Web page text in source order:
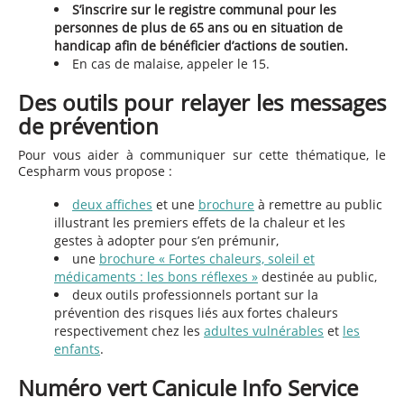
S’inscrire sur le registre communal pour les
personnes de plus de 65 ans ou en situation de
handicap afin de bénéficier d’actions de soutien.
En cas de malaise, appeler le 15.
Des outils pour relayer les messages
de prévention
Pour vous aider à communiquer sur cette thématique, le
Cespharm vous propose :
deux affiches et une brochure à remettre au public
illustrant les premiers effets de la chaleur et les
gestes à adopter pour s’en prémunir,
une brochure « Fortes chaleurs, soleil et
médicaments : les bons réflexes » destinée au public,
deux outils professionnels portant sur la
prévention des risques liés aux fortes chaleurs
respectivement chez les adultes vulnérables et les
enfants.
Numéro vert Canicule Info Service